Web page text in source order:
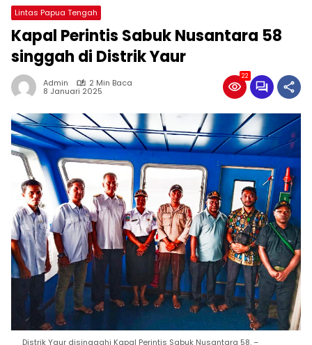
Lintas Papua Tengah
Kapal Perintis Sabuk Nusantara 58
singgah di Distrik Yaur
Admin 2 Min Baca
8 Januari 2025
22
Distrik Yaur disinggahi Kapal Perintis Sabuk Nusantara 58. –